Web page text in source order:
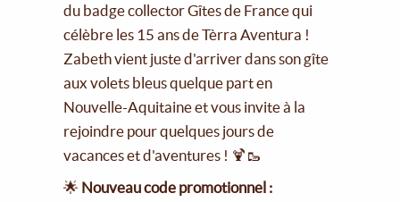
du badge collector Gîtes de France qui
célèbre les 15 ans de Tèrra Aventura !
Zabeth vient juste d'arriver dans son gîte
aux volets bleus quelque part en
Nouvelle-Aquitaine et vous invite à la
rejoindre pour quelques jours de
vacances et d'aventures ! 🍹🥾
🌟 Nouveau code promotionnel :